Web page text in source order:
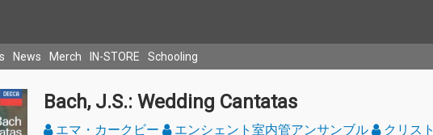
News Merch IN-STORE Schooling
Bach, J.S.: Wedding Cantatas
エマ・カークビー エンシェント室内管アンサンブル
クリスト